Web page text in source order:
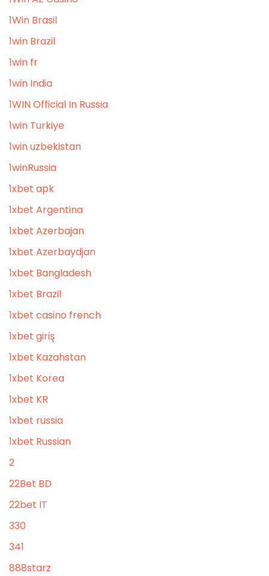
1Win Brasil
1win Brazil
1win fr
1win India
1WIN Official In Russia
1win Turkiye
1win uzbekistan
1winRussia
1xbet apk
1xbet Argentina
1xbet Azerbajan
1xbet Azerbaydjan
1xbet Bangladesh
1xbet Brazil
1xbet casino french
1xbet giriş
1xbet Kazahstan
1xbet Korea
1xbet KR
1xbet russia
1xbet Russian
2
22Bet BD
22bet IT
330
341
888starz